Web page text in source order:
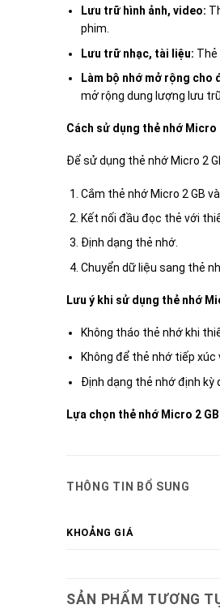
Lưu trữ hình ảnh, video:
phim.
Lưu trữ nhạc, tài liệu: Thẻ
Làm bộ nhớ mở rộng cho
mở rộng dung lượng lưu
Cách sử dụng thẻ nhớ Micro
Để sử dụng thẻ nhớ Micro 2
Cắm thẻ nhớ Micro 2 GB
Kết nối đầu đọc thẻ với
Định dạng thẻ nhớ.
Chuyển dữ liệu sang thẻ
Lưu ý khi sử dụng thẻ nhớ
Không tháo thẻ nhớ khi
Không để thẻ nhớ tiếp
Định dạng thẻ nhớ định kỳ
Lựa chọn thẻ nhớ Micro 2 GB
THÔNG TIN BỔ SUNG
KHOẢNG GIÁ
SẢN PHẨM TƯƠNG